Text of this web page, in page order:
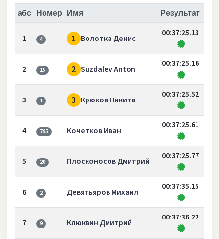
абс Номер Имя Результат
1 4 1 Волотка Денис
00:37:25.13
2 15 2 Suzdalev Anton
00:37:25.16
3 1 3 Крюков Никита
00:37:25.52
4 795 Кочетков Иван
00:37:25.61
5 20 Плосконосов Дмитрий
00:37:25.77
6 2 Девятьяров Михаил
00:37:35.15
7 9 Клюквин Дмитрий
00:37:36.22